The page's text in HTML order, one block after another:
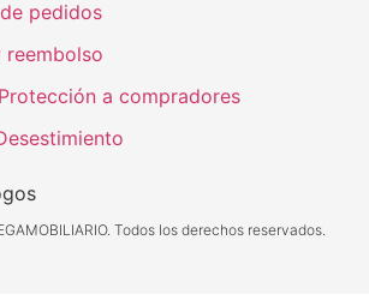
pedidos
reembolso
a compradores
Todos los derechos reservados.